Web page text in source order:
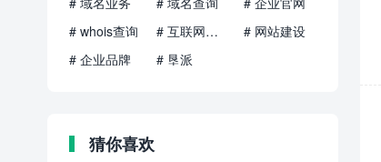
# whois查询
# 互联网品牌
# 网站建设
# 企业品牌
# 垦派
猜你喜欢